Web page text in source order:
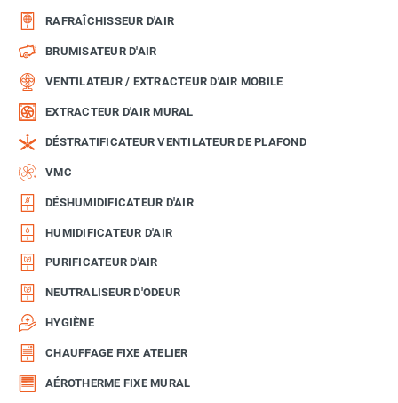
RAFRAÎCHISSEUR D'AIR
BRUMISATEUR D'AIR
VENTILATEUR / EXTRACTEUR D'AIR MOBILE
EXTRACTEUR D'AIR MURAL
DÉSTRATIFICATEUR VENTILATEUR DE PLAFOND
VMC
DÉSHUMIDIFICATEUR D'AIR
HUMIDIFICATEUR D'AIR
PURIFICATEUR D'AIR
NEUTRALISEUR D'ODEUR
HYGIÈNE
CHAUFFAGE FIXE ATELIER
AÉROTHERME FIXE MURAL